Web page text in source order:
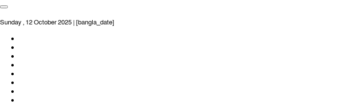
Sunday , 12 October 2025 | [bangla_date]